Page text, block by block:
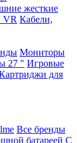
жесткие
VR Кабели,
Мониторы
27 " Игровые
для
Все бренды
батареей С